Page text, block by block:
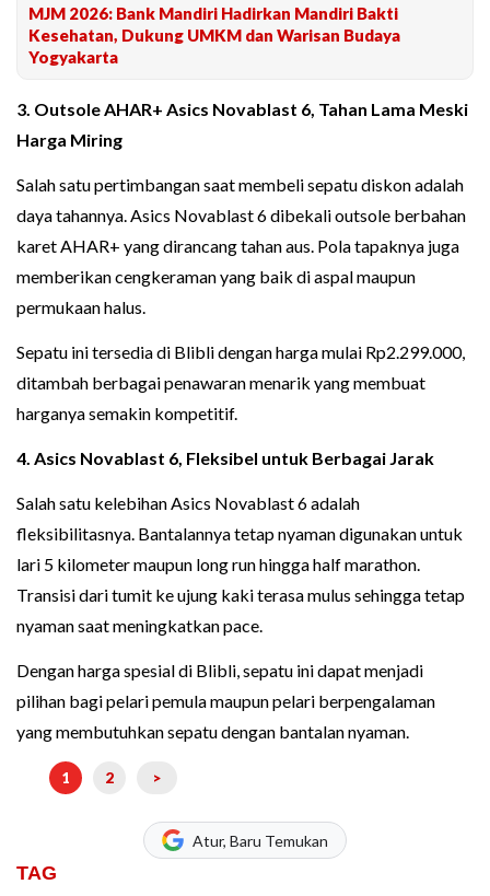
MJM 2026: Bank Mandiri Hadirkan Mandiri Bakti
Kesehatan, Dukung UMKM dan Warisan Budaya
Yogyakarta
3. Outsole AHAR+ Asics Novablast 6, Tahan Lama Meski
Harga Miring
Salah satu pertimbangan saat membeli sepatu diskon adalah
daya tahannya. Asics Novablast 6 dibekali outsole berbahan
karet AHAR+ yang dirancang tahan aus. Pola tapaknya juga
memberikan cengkeraman yang baik di aspal maupun
permukaan halus.
Sepatu ini tersedia di Blibli dengan harga mulai Rp2.299.000,
ditambah berbagai penawaran menarik yang membuat
harganya semakin kompetitif.
4. Asics Novablast 6, Fleksibel untuk Berbagai Jarak
Salah satu kelebihan Asics Novablast 6 adalah
fleksibilitasnya. Bantalannya tetap nyaman digunakan untuk
lari 5 kilometer maupun long run hingga half marathon.
Transisi dari tumit ke ujung kaki terasa mulus sehingga tetap
nyaman saat meningkatkan pace.
Dengan harga spesial di Blibli, sepatu ini dapat menjadi
pilihan bagi pelari pemula maupun pelari berpengalaman
yang membutuhkan sepatu dengan bantalan nyaman.
1 2 >
Atur, Baru Temukan
TAG